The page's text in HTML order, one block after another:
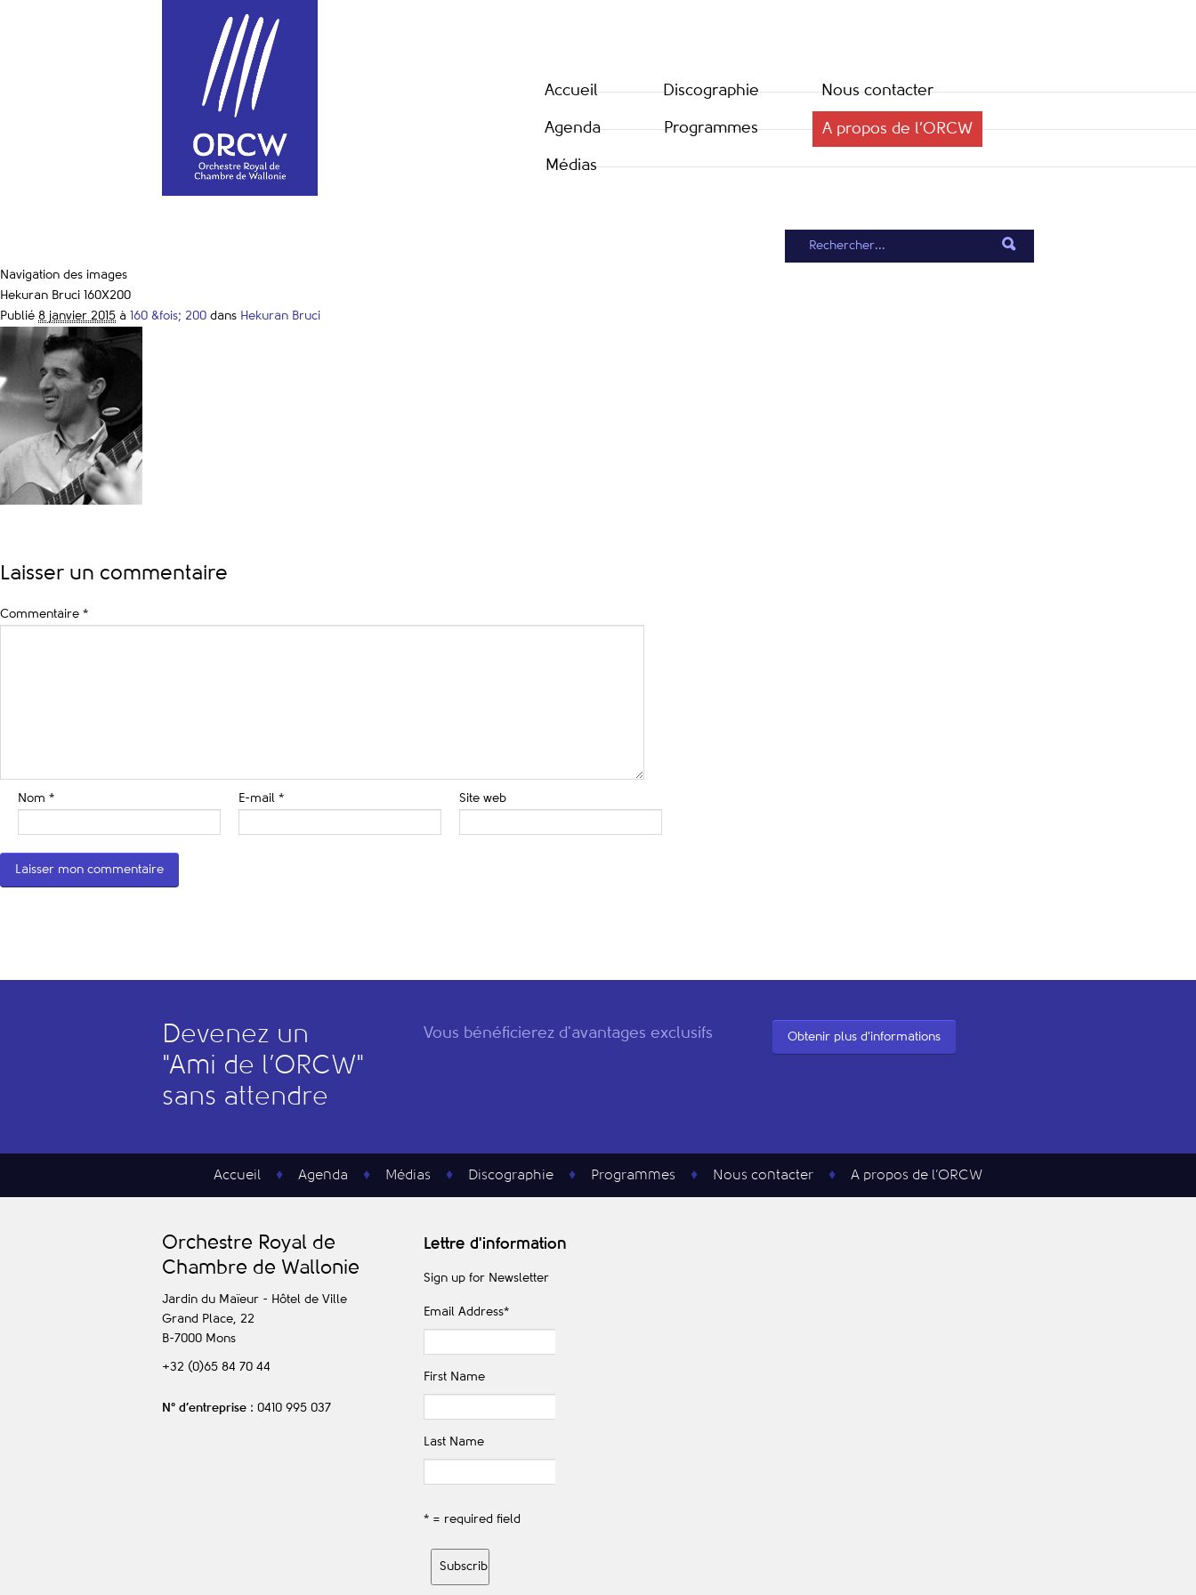
Accueil
Agenda
Médias
Discographie
Programmes
Nous contacter
A propos de l’ORCW
Navigation des images
Hekuran Bruci 160X200
Publié 8 janvier 2015 à 160 &fois; 200 dans Hekuran Bruci
Laisser un commentaire
Commentaire *
Nom * E-mail * Site web
Devenez un
"Ami de l’ORCW"
sans attendre
Vous bénéficierez d'avantages exclusifs Obtenir plus d'informations
Accueil Agenda Médias Discographie Programmes Nous contacter A propos de l’ORCW
Orchestre Royal de
Chambre de Wallonie
Jardin du Maïeur - Hôtel de Ville
Grand Place, 22
B-7000 Mons
+32 (0)65 84 70 44
N° d’entreprise : 0410 995 037
Lettre d'information
Sign up for Newsletter
Email Address*
First Name
Last Name
* = required field